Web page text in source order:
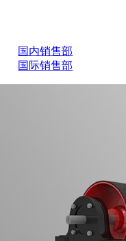
国内销售部
国际销售部